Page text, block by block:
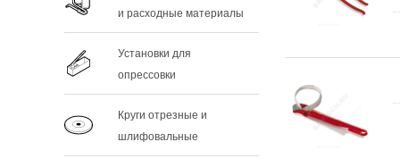
и расходные материалы
Установки для
опрессовки
Круги отрезные и
шлифовальные